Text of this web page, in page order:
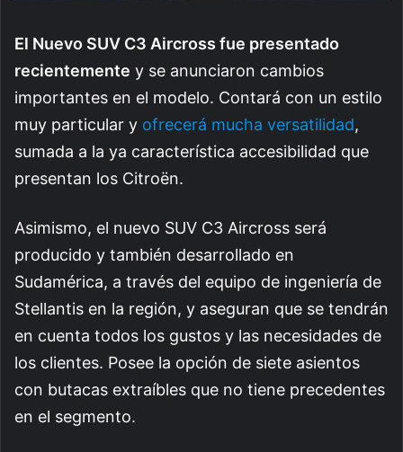
El Nuevo SUV C3 Aircross fue presentado
recientemente y se anunciaron cambios
importantes en el modelo. Contará con un estilo
muy particular y ofrecerá mucha versatilidad,
sumada a la ya característica accesibilidad que
presentan los Citroën.
Asimismo, el nuevo SUV C3 Aircross será
producido y también desarrollado en
Sudamérica, a través del equipo de ingeniería de
Stellantis en la región, y aseguran que se tendrán
en cuenta todos los gustos y las necesidades de
los clientes. Posee la opción de siete asientos
con butacas extraíbles que no tiene precedentes
en el segmento.